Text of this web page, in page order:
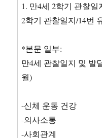
1. 만4세 2학기 관찰일
2학기 관찰일지/14번
*본문 일부:
만4세 관찰일지 및 발
월)
-신체 운동 건강
-의사소통
-사회관계